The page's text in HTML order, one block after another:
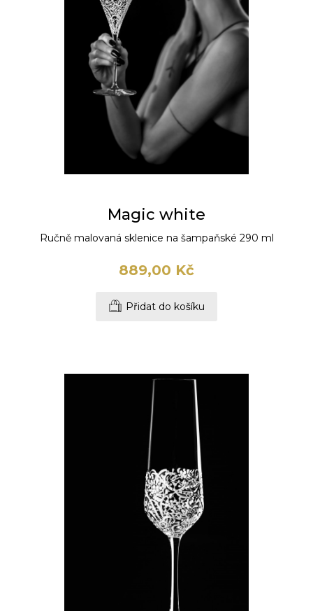
Magic white
Ručně malovaná sklenice na šampaňské 290 ml
889,00 Kč
Přidat do košíku